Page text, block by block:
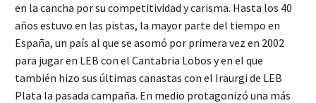
en la cancha por su competitividad y carisma. Hasta los 40
años estuvo en las pistas, la mayor parte del tiempo en
España, un país al que se asomó por primera vez en 2002
para jugar en LEB con el Cantabria Lobos y en el que
también hizo sus últimas canastas con el Iraurgi de LEB
Plata la pasada campaña. En medio protagonizó una más